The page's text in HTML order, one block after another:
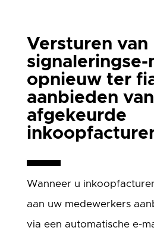
Versturen van
signaleringse-
opnieuw ter
aanbieden van
afgekeurde
Wanneer u
aan uw medewerkers
via een automatische e-